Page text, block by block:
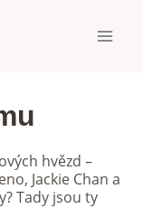
hvězd –
Jackie Chan a
Tady jsou ty